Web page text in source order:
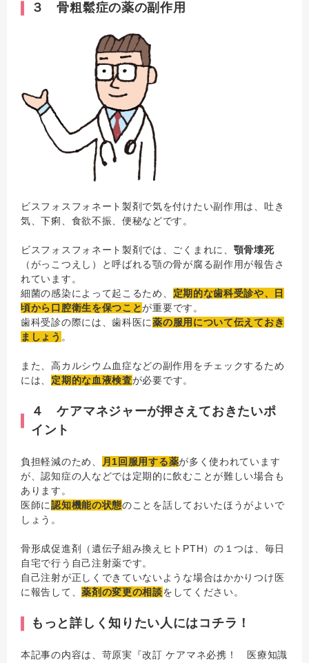
３ 骨粗鬆症の薬の副作用
ビスフォスフォネート製剤で気を付けたい副作用は、吐き
気、下痢、食欲不振、便秘などです。
ビスフォスフォネート製剤では、ごくまれに、 顎骨壊死
（がっこつえし）と呼ばれる顎の骨が腐る副作用が報告さ
れています。
細菌の感染によって起こるため、 定期的な歯科受診や、日
頃から口腔衛生を保つことが重要です。
歯科受診の際には、歯科医に薬の服用について伝えておき
ましょう 。
また、高カルシウム血症などの副作用をチェックするため
には、 定期的な血液検査が必要です。
４ ケアマネジャーが押さえておきたいポ
イント
負担軽減のため、 月1回服用する薬が多く使われています
が、認知症の人などでは定期的に飲むことが難しい場合も
あります。
医師に認知機能の状態のことを話しておいたほうがよいで
しょう。
骨形成促進剤（遺伝子組み換えヒトPTH）の１つは、毎日
自宅で行う自己注射薬です。
自己注射が正しくできていないような場合はかかりつけ医
に報告して、薬剤の変更の相談をしてください。
もっと詳しく知りたい人にはコチラ！
本記事の内容は、苛原実『改訂 ケアマネ必携！ 医療知識